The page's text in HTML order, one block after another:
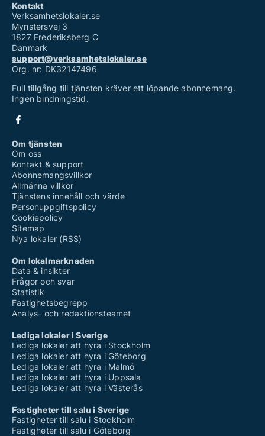
Kontakt
Verksamhetslokaler.se
Mynstersvej 3
1827 Frederiksberg C
Danmark
support@verksamhetslokaler.se
Org. nr: DK32147496
Full tillgång till tjänsten kräver ett löpande abonnemang.
Ingen bindningstid.
Om tjänsten
Om oss
Kontakt & support
Abonnemangsvillkor
Allmänna villkor
Tjänstens innehåll och värde
Personuppgiftspolicy
Cookiepolicy
Sitemap
Nya lokaler (RSS)
Om lokalmarknaden
Data & insikter
Frågor och svar
Statistik
Fastighetsbegrepp
Analys- och redaktionsteamet
Lediga lokaler i Sverige
Lediga lokaler att hyra i Stockholm
Lediga lokaler att hyra i Göteborg
Lediga lokaler att hyra i Malmö
Lediga lokaler att hyra i Uppsala
Lediga lokaler att hyra i Västerås
Fastigheter till salu i Sverige
Fastigheter till salu i Stockholm
Fastigheter till salu i Göteborg